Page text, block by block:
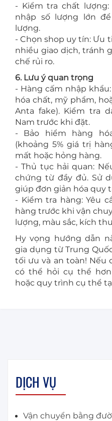
- Kiểm tra chất
nhập số lượng lớn
lượng.
- Chọn shop uy tín: Ưu
nhiều giao dịch, tránh
chế rủi ro.
6. Lưu ý quan trọng
- Hàng cấm nhập
hóa chất, mỹ phẩm,
Anta fake). Kiểm tra
Nam trước khi đặt.
- Bảo hiểm hàng
(khoảng 5% giá trị
mất hoặc hỏng hàng.
- Thủ tục hải quan:
chứng từ đầy đủ. Sử
giúp đơn giản hóa quy
- Kiểm tra hàng: Yêu
hàng trước khi vận
lượng, màu sắc, kích
Hy vọng hướng dẫn
gia dụng từ Trung
tối ưu và an toàn! Nếu
có thể hỏi cụ thể
hoặc quy trình cụ thể
DỊCH VỤ
Vận chuyển bằng